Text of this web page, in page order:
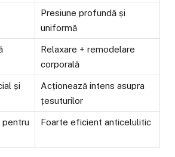
Presiune profundă și
uniformă
Relaxare + remodelare
corporală
și
Acționează intens asupra
țesuturilor
Foarte eficient anticelulitic